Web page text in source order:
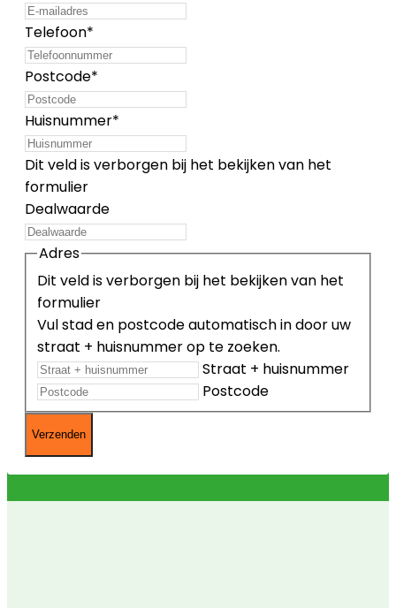
Telefoon*
Postcode*
Huisnummer*
Dit veld is verborgen bij het bekijken van het
formulier
Dealwaarde
Dit veld is verborgen bij het bekijken van het
formulier
Adres
Vul stad en postcode automatisch in door uw
straat + huisnummer op te zoeken.
Straat + huisnummer
Postcode